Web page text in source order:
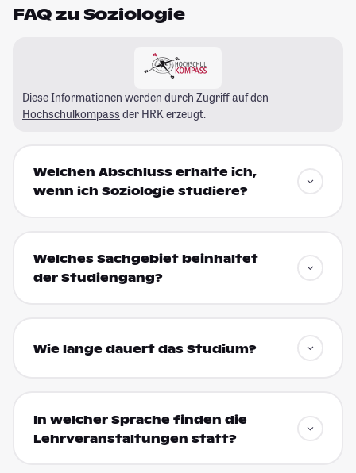
FAQ zu Soziologie
Diese Informationen werden durch Zugriff auf den
Hochschulkompass der HRK erzeugt.
Welchen Abschluss erhalte ich,
wenn ich Soziologie studiere?
Welches Sachgebiet beinhaltet
der Studiengang?
Wie lange dauert das Studium?
In welcher Sprache finden die
Lehrveranstaltungen statt?